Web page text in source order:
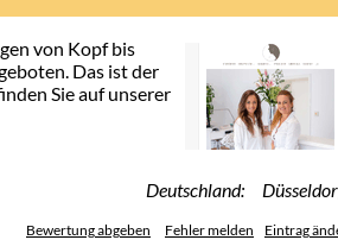
von Kopf bis
Das ist der
Sie auf unserer
Deutschland:
Bewertung abgeben Fehler melden Eintrag